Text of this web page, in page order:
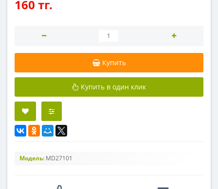
160 тг.
Купить
Купить в один клик
Модель: MD27101